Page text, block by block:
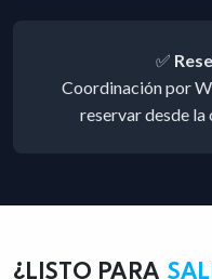
✅
Coordinación por
reservar desde
¿LISTO PARA